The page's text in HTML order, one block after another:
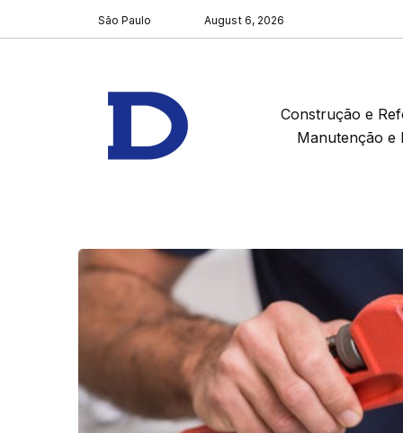
São Paulo August 6, 2026
Construção e
Manutenção e